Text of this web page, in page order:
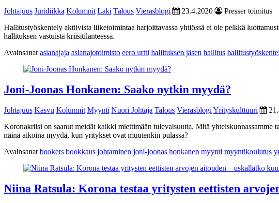
Johtajuus Juridiikka Kolumnit Laki Talous Vierasblogi 23.4.2020
Presser toimitus
Hallitustyöskentely aktiivista liiketoimintaa harjoittavassa yhtiössä ei ole pelkkä
hallituksen vastuista kriisitilanteessa.
Avainsanat asianajaja asianajotoimisto eero urtti hallituksen jäsen hallitus
Joni-Joonas Honkanen: Saako nytkin myydä?
Johtajuus Kasvu Kolumnit Myynti Nuori Johtaja Talous Vierasblogi Yrityskulttuuri
Koronakriisi on saanut meidät kaikki miettimään tulevaisuutta. Mitä yhteiskunnassamme
näinä aikoina myydä, kun yritykset ovat muutenkin pulassa?
Avainsanat bookers bookkaus johtaminen joni-joonas honkanen myynti myyntikoulutus
Niina Ratsula: Korona testaa yritysten eettisten